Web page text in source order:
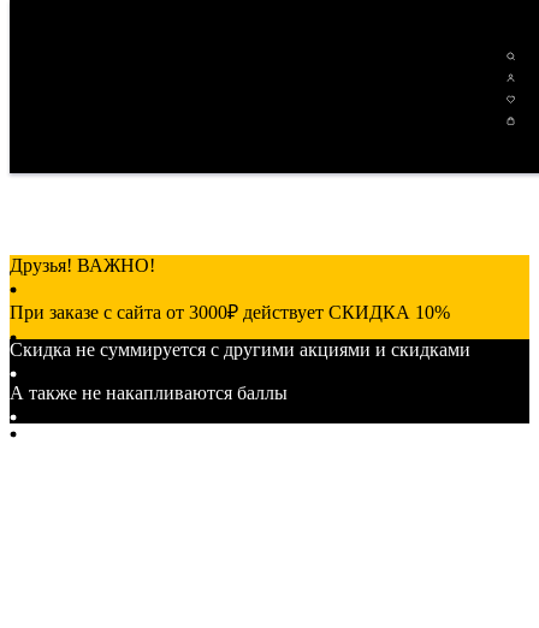
Друзья! ВАЖНО!
При заказе с сайта от 3000₽ действует СКИДКА 10%
от 7000₽ действует СКИДКА 15%
Скидка не суммируется с другими акциями и скидками
А также не накапливаются баллы